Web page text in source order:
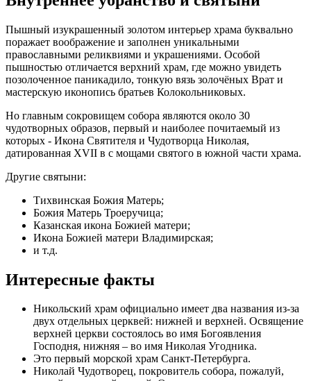
Пышный изукрашенный золотом интерьер храма буквально
поражает воображение и заполнен уникальными
православными реликвиями и украшениями. Особой
пышностью отличается верхний храм, где можно увидеть
позолоченное паникадило, тонкую вязь золочёных Врат и
мастерскую иконопись братьев Колокольниковых.
Но главным сокровищем собора являются около 30
чудотворных образов, первый и наиболее почитаемый из
которых - Икона Святителя и Чудотворца Николая,
датированная XVII в с мощами святого в южной части храма.
Другие святыни:
Тихвинская Божия Матерь;
Божия Матерь Троеручица;
Казанская икона Божией матери;
Икона Божией матери Владимирская;
и т.д.
Интересные факты
Никольский храм официально имеет два названия из-за
двух отдельных церквей: нижней и верхней. Освящение
верхней церкви состоялось во имя Богоявления
Господня, нижняя – во имя Николая Угодника.
Это первый морской храм Санкт-Петербурга.
Николай Чудотворец, покровитель собора, пожалуй,